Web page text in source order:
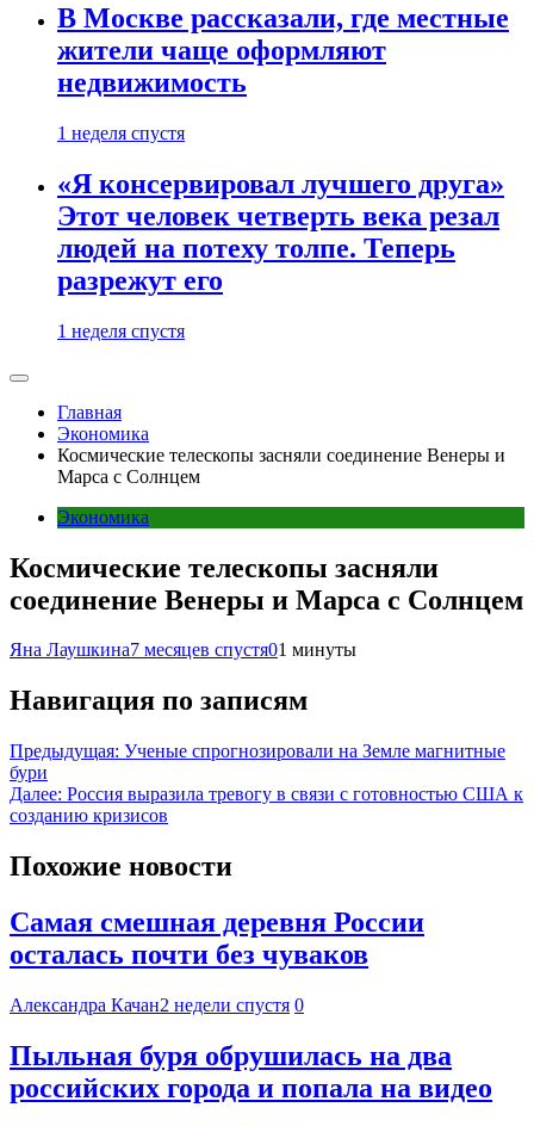
В Москве рассказали, где местные
жители чаще оформляют
недвижимость
1 неделя спустя
«Я консервировал лучшего друга»
Этот человек четверть века резал
людей на потеху толпе. Теперь
разрежут его
1 неделя спустя
Главная
Экономика
Космические телескопы засняли соединение Венеры и
Марса с Солнцем
Экономика
Космические телескопы засняли
соединение Венеры и Марса с Солнцем
Яна Лаушкина7 месяцев спустя01 минуты
Навигация по записям
Предыдущая: Ученые спрогнозировали на Земле магнитные
бури
Далее: Россия выразила тревогу в связи с готовностью США к
созданию кризисов
Похожие новости
Самая смешная деревня России
осталась почти без чуваков
Александра Качан2 недели спустя 0
Пыльная буря обрушилась на два
российских города и попала на видео